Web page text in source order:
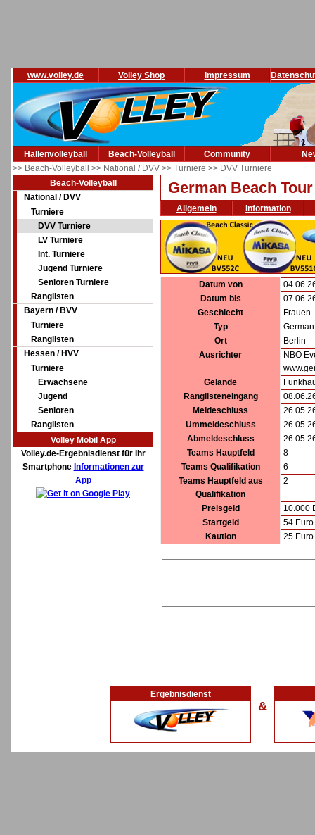
www.volley.de Volley Shop Impressum
Hallenvolleyball Beach-Volleyball Community
>> Beach-Volleyball >> National / DVV >> Turniere >> DVV Turniere
Beach-Volleyball
National / DVV
Turniere
DVV Turniere
LV Turniere
Int. Turniere
Jugend Turniere
Senioren Turniere
Ranglisten
Bayern / BVV
Turniere
Ranglisten
Hessen / HVV
Turniere
Erwachsene
Jugend
Senioren
Ranglisten
Volley Mobil App
Volley.de-Ergebnisdienst für Ihr
Smartphone Informationen zur
App
German Beach
Allgemein Information
Datum von
Datum bis
Geschlecht
Frauen
Typ
Ort
Berlin
Ausrichter
NBO
Gelände
Ranglisteneingang
Meldeschluss
Ummeldeschluss
Abmeldeschluss
Teams Hauptfeld
8
Teams Qualifikation
6
Teams Hauptfeld aus
Qualifikation
2
Preisgeld
10.000
Startgeld
54
Kaution
25
Ergebnisdienst
&